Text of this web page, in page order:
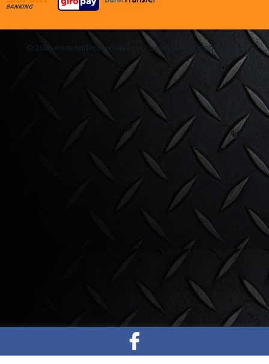
© 2026 www.onderdelen4x4.nl - Powered by Shoppagina.nl